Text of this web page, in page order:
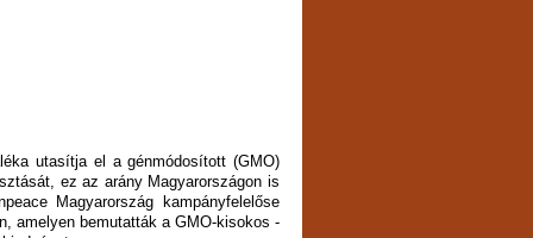
utasítja el a génmódosított (GMO)
ez az arány Magyarországon is
Magyarország kampányfelelőse
amelyen bemutatták a GMO-kisokos -